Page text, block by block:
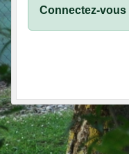
Connectez-vous